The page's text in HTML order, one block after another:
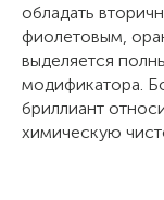
обладать
фиолетовым,
выделяется
модификатора.
бриллиант
химическую